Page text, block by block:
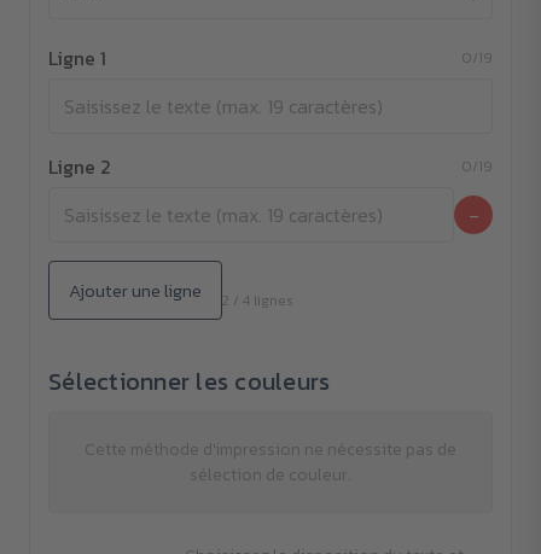
Ligne 1 0/19
Ligne 2 0/19
−
Ajouter une ligne 2 / 4 lignes
Sélectionner les couleurs
Cette méthode d'impression ne nécessite pas de
sélection de couleur.